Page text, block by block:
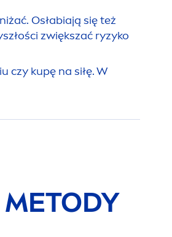
Osłabiają się też
zwiększać ryzyko
czy kupę na siłę. W